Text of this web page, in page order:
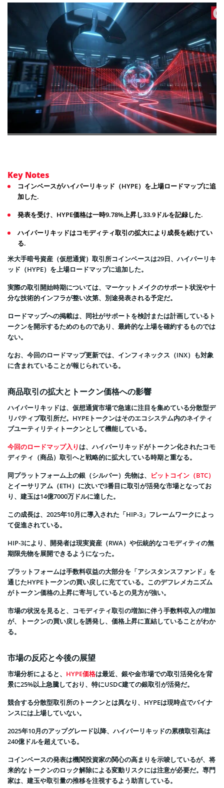
Key Notes
コインベースがハイパーリキッド（HYPE）を上場ロードマップに追
加した.
発表を受け、HYPE価格は一時9.78%上昇し33.9ドルを記録した.
ハイパーリキッドはコモディティ取引の拡大により成長を続けてい
る.
米大手暗号資産（仮想通貨）取引所コインベースは29日、ハイパーリキ
ッド（HYPE）を上場ロードマップに追加した。
実際の取引開始時期については、マーケットメイクのサポート状況や十
分な技術的インフラが整い次第、別途発表される予定だ。
ロードマップへの掲載は、同社がサポートを検討または計画しているト
ークンを開示するためのものであり、最終的な上場を確約するものでは
ない。
なお、今回のロードマップ更新では、インフィネックス（INX）も対象
に含まれていることが報じられている。
商品取引の拡大とトークン価格への影響
ハイパーリキッドは、仮想通貨市場で急速に注目を集めている分散型デ
リバティブ取引所だ。HYPEトークンはそのエコシステム内のネイティ
ブユーティリティトークンとして機能している。
今回のロードマップ入りは、ハイパーリキッドがトークン化されたコモ
ディティ（商品）取引へと戦略的に拡大している時期と重なる。
同プラットフォーム上の銀（シルバー）先物は、
ビットコイン（BTC）
とイーサリアム（ETH）に次いで3番目に取引が活発な市場となってお
り、建玉は14億7000万ドルに達した。
この成長は、2025年10月に導入された「HIP-3」フレームワークによっ
て促進されている。
HIP-3により、開発者は現実資産（RWA）や伝統的なコモディティの無
期限先物を展開できるようになった。
プラットフォームは手数料収益の大部分を「アシスタンスファンド」を
通じたHYPEトークンの買い戻しに充てている。このデフレメカニズム
がトークン価格の上昇に寄与しているとの見方が強い。
市場の状況を見ると、コモディティ取引の増加に伴う手数料収入の増加
が、トークンの買い戻しを誘発し、価格上昇に直結していることがわか
る。
市場の反応と今後の展望
市場分析によると、 HYPE価格は最近、銀や金市場での取引活発化を背
景に25%以上急騰しており、特にUSDC建ての銀取引が活発だ。
競合する分散型取引所のトークンとは異なり、HYPEは現時点でバイナ
ンスには上場していない。
2025年10月のアップグレード以降、ハイパーリキッドの累積取引高は
240億ドルを超えている。
コインベースの発表は機関投資家の関心の高まりを示唆しているが、将
来的なトークンのロック解除による変動リスクには注意が必要だ。専門
家は、建玉や取引量の推移を注視するよう助言している。